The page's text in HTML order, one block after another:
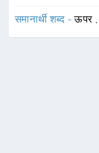
समानार्थी शब्द -ऊपर